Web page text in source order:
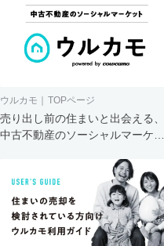
ウルカモ｜TOPページ
売り出し前の住まいと出会える、
中古不動産のソーシャルマーケッ